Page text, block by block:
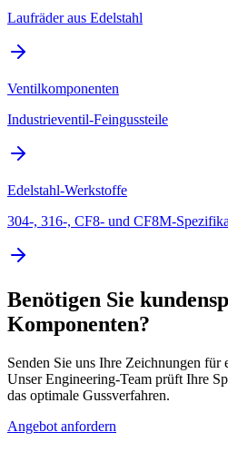
Laufräder aus Edelstahl
Ventilkomponenten
Industrieventil-Feingussteile
Edelstahl-Werkstoffe
304-, 316-, CF8- und CF8M-
Benötigen Sie
Komponenten?
Senden Sie uns Ihre Zeichnungen für
Unser Engineering-Team prüft Ihre
das optimale Gussverfahren.
Angebot anfordern